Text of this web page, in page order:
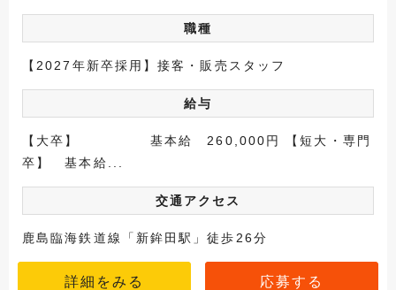
職種
【2027年新卒採用】接客・販売スタッフ
給与
【大卒】 基本給 260,000円 【短大・専門
卒】 基本給...
交通アクセス
鹿島臨海鉄道線「新鉾田駅」徒歩26分
詳細をみる 応募する